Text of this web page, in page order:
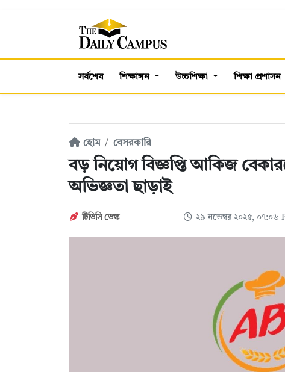
সর্বশেষ শিক্ষাঙ্গন উচ্চশিক্ষা শিক্ষা প্রশাসন
হোম বেসরকারি
বড় নিয়োগ বিজ্ঞপ্তি আকিজ
অভিজ্ঞতা ছাড়াই
টিডিসি ডেস্ক ২৯ নভেম্বর ২০২৫, ০৭:০৬